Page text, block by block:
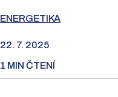
ENERGETIKA
22. 7. 2025
1 MIN ČTENÍ